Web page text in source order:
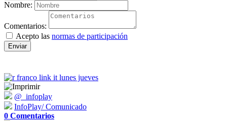
Nombre:
Comentarios:
Acepto las normas de participación
Enviar
@_infoplay
InfoPlay/ Comunicado
0 Comentarios